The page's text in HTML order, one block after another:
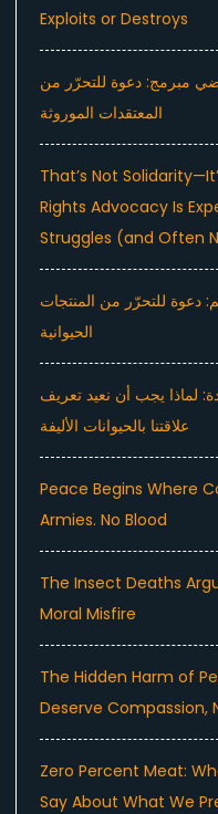
Exploits or Destroys
مبرمج: دعوة للتحرّر من
المعتقدات الموروثة
That’s Not
Rights Advocacy Is
Struggles (and Often
دعوة للتحرّر من المنتجات
الحيوانية
لماذا يجب أن نعيد تعريف
علاقتنا بالحيوانات الأليفة
Peace Begins Where
Armies. No Blood
The Insect Deaths
Moral Misfire
The Hidden Harm of
Deserve Compassion,
Zero Percent Meat:
Say About What We